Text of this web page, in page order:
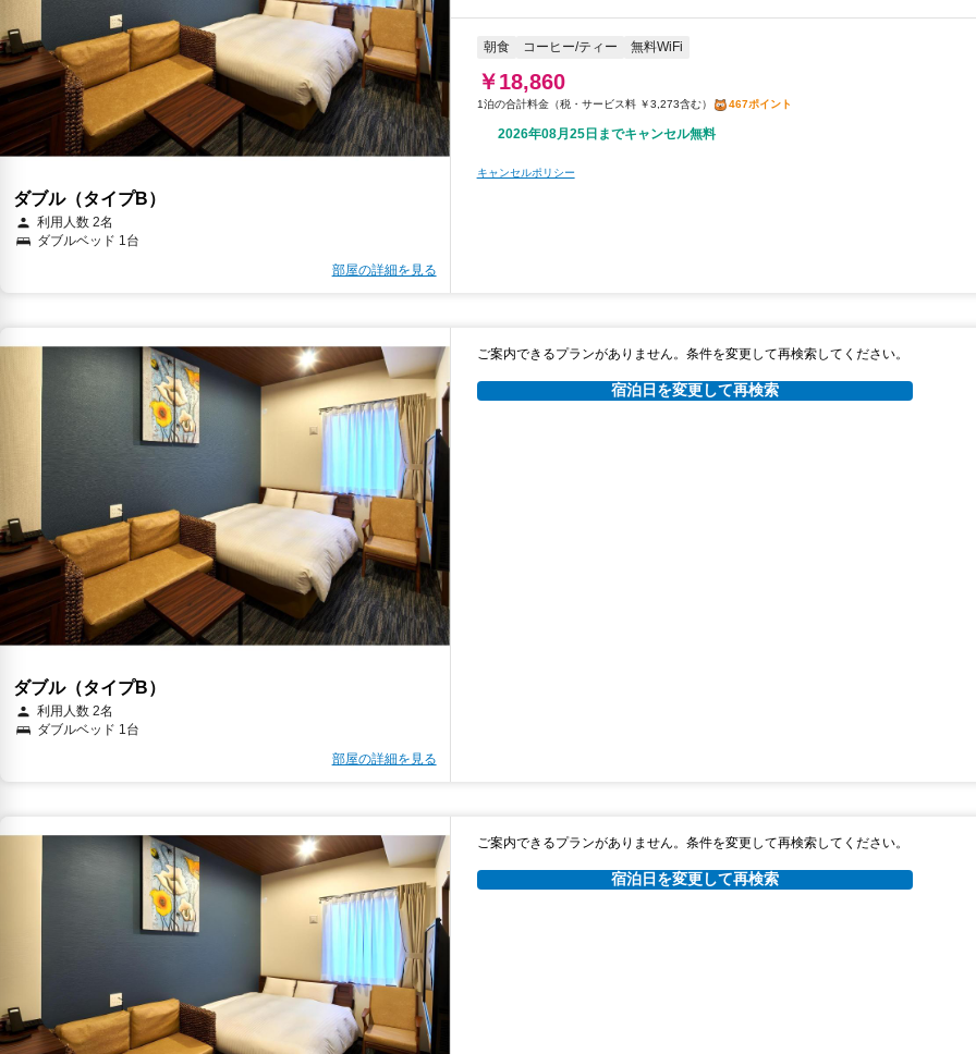
朝食 無料WiFi
税・サービス料 ￥1,137含む
2026年08月24日までキャンセル無料
2026年08月25日までキャンセル無料
ダブル（タイプB）
利用人数 2名
ダブルベッド 1台
部屋の詳細を見る
朝食 コーヒー/ティー 無料WiFi
￥18,860
税・サービス料 ￥3,273含む 467ポイント
2026年08月25日までキャンセル無料
キャンセルポリシー
ダブル（タイプB）
利用人数 2名
ダブルベッド 1台
部屋の詳細を見る
ご案内できるプランがありません。条件を変更して再検索してください。
宿泊日を変更して再検索
ご案内できるプランがありません。条件を変更して再検索してください。
宿泊日を変更して再検索